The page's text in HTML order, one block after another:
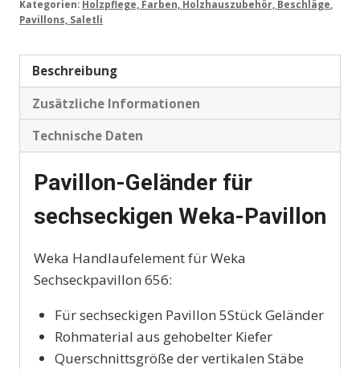
Kategorien: Holzpflege, Farben, Holzhauszubehör, Beschläge
Pavillons, Saletli
Beschreibung
Zusätzliche Informationen
Technische Daten
Pavillon-Geländer für
sechseckigen Weka-Pavillon
Weka Handlaufelement für Weka
Sechseckpavillon 656:
Für sechseckigen Pavillon 5Stück Geländer
Rohmaterial aus gehobelter Kiefer
Querschnittsgröße der vertikalen Stäbe